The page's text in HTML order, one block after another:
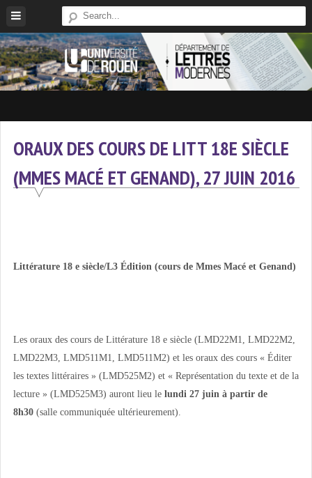
content
ORAUX DES COURS DE LITT 18E SIÈCLE
(MMES MACÉ ET GENAND), 27 JUIN 2016
Littérature 18 e siècle/L3 Édition (cours de Mmes Macé et Genand)
Les oraux des cours de Littérature 18 e siècle (LMD22M1, LMD22M2,
LMD22M3, LMD511M1, LMD511M2) et les oraux des cours « Éditer
les textes littéraires » (LMD525M2) et « Représentation du texte et de la
lecture » (LMD525M3) auront lieu le lundi 27 juin à partir de
8h30 (salle communiquée ultérieurement).